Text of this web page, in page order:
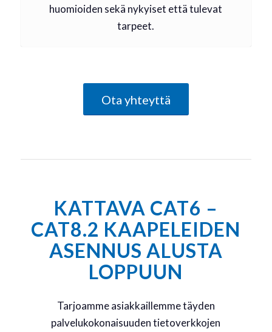
huomioiden sekä nykyiset että tulevat
tarpeet.
Ota yhteyttä
KATTAVA CAT6 –
CAT8.2 KAAPELEIDEN
ASENNUS ALUSTA
LOPPUUN
Tarjoamme asiakkaillemme täyden
palvelukokonaisuuden tietoverkkojen